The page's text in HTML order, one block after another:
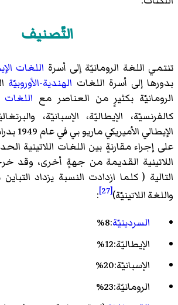
التّصنيف
تنتمي اللغة الرومانيّة إلى أسرة اللغات
بدورها إلى أسرة اللغات الهندية-الأوروبيّة
الرومانيّة بكثيرٍ من العناصر مع اللغات
كالفرنسيّة، الإيطاليّة، الإسبانيّة،
على إجراء مقارنةٍ بين اللغات اللاتينية
اللاتينية القديمة من جهةٍ أخرى، وقد
التالية ( كلما ازدادت النسبة يزداد
واللغة اللاتينيّة)[27]
:
السردينيّة:8%
الإيطاليّة:12%
الإسبانيّة:20%
الرومانيّة:23%